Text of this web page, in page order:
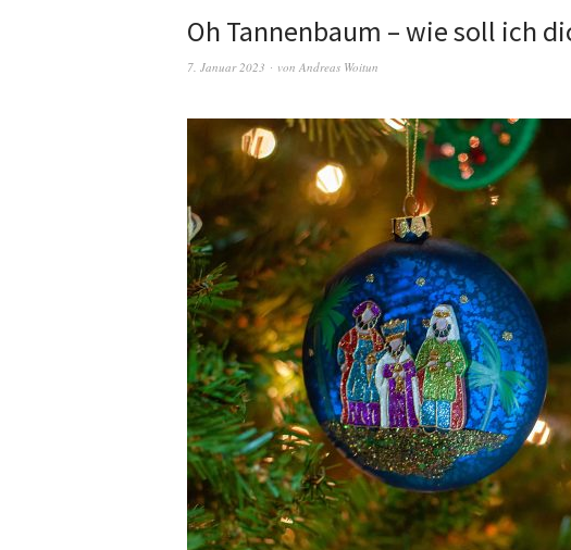
Oh Tannenbaum – wie soll ich
7. Januar 2023 von Andreas Woitun